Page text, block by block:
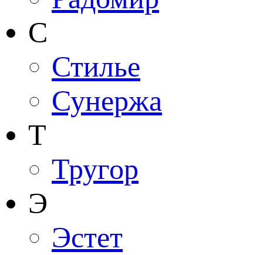
С
Стилье
Сунержа
Т
Тругор
Э
Эстет